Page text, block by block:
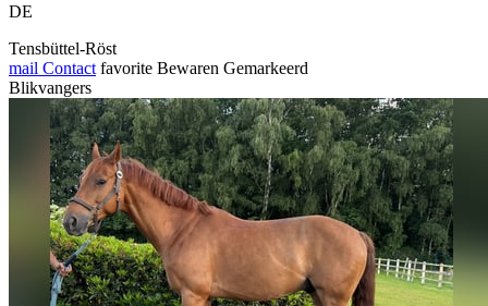
DE
Tensbüttel-Röst
mail Contact favorite Bewaren Gemarkeerd
Blikvangers